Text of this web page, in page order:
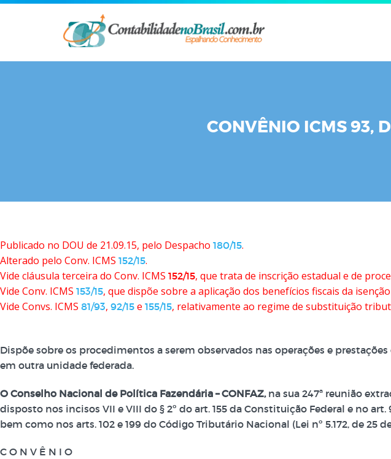
Skip
CONVÊNIO ICMS 93,
Publicado no DOU de 21.09.15, pelo Despacho 180/15.
Alterado pelo Conv. ICMS 152/15.
Vide cláusula terceira do Conv. ICMS 152/15, que trata de inscrição estadual e de
Vide Conv. ICMS 153/15, que dispõe sobre a aplicação dos benefícios fiscais da
Vide Convs. ICMS 81/93, 92/15 e 155/15, relativamente ao regime de substituição
Dispõe sobre os procedimentos a serem observados nas operações e
em outra unidade federada.
O Conselho Nacional de Política Fazendária – CONFAZ,na sua 247ª reunião
disposto nos incisos VII e VIII do § 2º do art. 155 da Constituição Federal e no
bem como nos arts. 102 e 199 do Código Tributário Nacional (Lei nº 5.172, de 25
C O N V Ê N I O